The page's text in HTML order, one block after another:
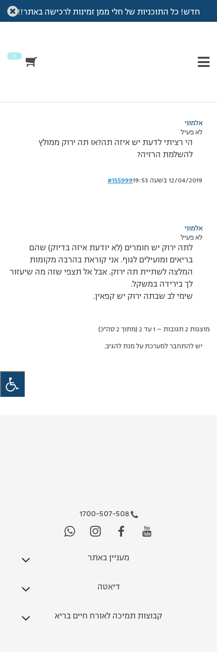
חדש! כל התוכניות של חלי ממן זמינות לרכישה באתר!!
0
עמוד הבית >דיונים>פורום >תה יררוק
מוצגות 2 תגובות – 1 עד 2 (מתוך 2 סה״כ)
אלמוני
לא פעיל
הי רציתי לדעת יש איזה תה?או תה ירוק ממולץ
להשלמת הרזיה?
12/04/2019 בשעה 19:53 #155999
אלמוני
לא פעיל
לתה ירוק יש חומרים (לא יודעת איזה בדיוק) שהם
בריאים ומועילים לגוף. אני קוראת בהרבה מקומות
המלצה לשתיית תה ירוק. אבל אל תצפי שזה מה שיעזור
לך בירידה במשקל.
שימי לב שבתה ירוק יש קפאין.
מוצגות 2 תגובות – 1 עד 2 (מתוך 2 סה״כ)
יש להתחבר למערכת על מנת להגיב.
1700-507-508
מעניין באתר
דיאטה
קבוצות תמיכה לאורח חיים בריא